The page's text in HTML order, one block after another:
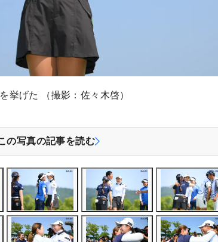
挙げた （撮影：佐々木啓）
の写真の記事を読む